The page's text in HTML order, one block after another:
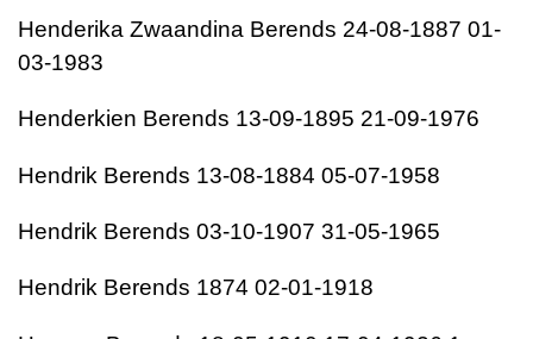
Henderika Zwaandina Berends 24-08-1887 01-
03-1983
Henderkien Berends 13-09-1895 21-09-1976
Hendrik Berends 13-08-1884 05-07-1958
Hendrik Berends 03-10-1907 31-05-1965
Hendrik Berends 1874 02-01-1918